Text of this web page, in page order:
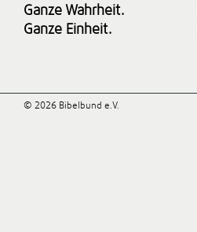
Ganze Wahrheit.
Ganze Einheit.
© 2026 Bibelbund e.V.